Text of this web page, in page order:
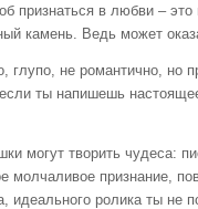
в любви – это
камень. Ведь может
не романтично, но
ты напишешь
творить чудеса:
молчаливое признание,
идеального ролика ты